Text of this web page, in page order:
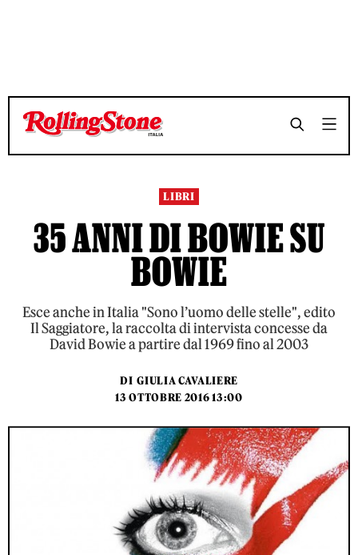
TEMPO DI LETTURA 7 MINUTI SHARE
TEMPO DI LETTURA 7 MINUTI SHARE
LIBRI
35 ANNI DI BOWIE SU
BOWIE
Esce anche in Italia "Sono l’uomo delle stelle", edito
Il Saggiatore, la raccolta di intervista concesse da
David Bowie a partire dal 1969 fino al 2003
DI GIULIA CAVALIERE
13 OTTOBRE 2016 13:00